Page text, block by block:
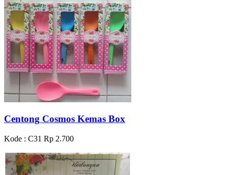
Centong Cosmos Kemas Box
Kode : C31 Rp 2.700